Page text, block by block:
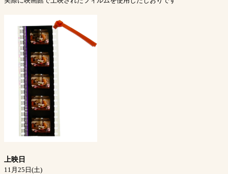
上映日
11月25日(土)